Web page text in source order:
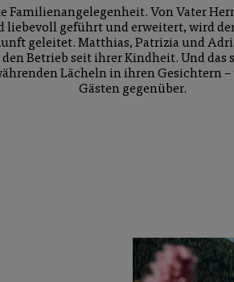
Familienangelegenheit. Von Vater
geführt und erweitert, wird
geleitet. Matthias, Patrizia und
Betrieb seit ihrer Kindheit. Und
Lächeln in ihren Gesichtern
Gästen gegenüber.